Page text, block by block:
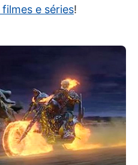
e séries!